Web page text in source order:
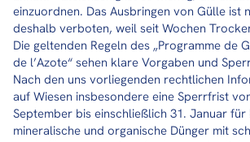
einzuordnen. Das Ausbringen von Gülle ist
deshalb verboten, weil seit Wochen
Die geltenden Regeln des „Programme de
de l’Azote“ sehen klare Vorgaben und
Nach den uns vorliegenden rechtlichen
auf Wiesen insbesondere eine Sperrfrist
September bis einschließlich 31. Januar für
mineralische und organische Dünger mit